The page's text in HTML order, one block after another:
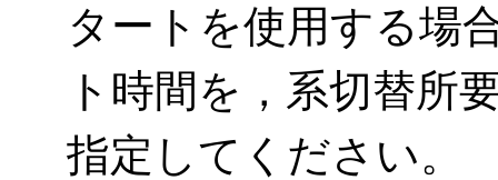
タートを使用する場
ト時間を，系切替所
指定してください。